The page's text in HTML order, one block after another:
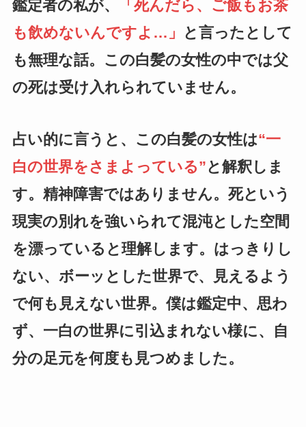
鑑定者の私が、
「死んだら、ご飯もお茶
も飲めないんですよ…」 と言ったとして
も無理な話。この白髪の女性の中では父
の死は受け入れられていません。
占い的に言うと、この白髪の女性は“一
白の世界をさまよっている”と解釈しま
す。精神障害ではありません。死という
現実の別れを強いられて混沌とした空間
を漂っていると理解します。はっきりし
ない、ボーッとした世界で、見えるよう
で何も見えない世界。僕は鑑定中、思わ
ず、一白の世界に引込まれない様に、自
分の足元を何度も見つめました。